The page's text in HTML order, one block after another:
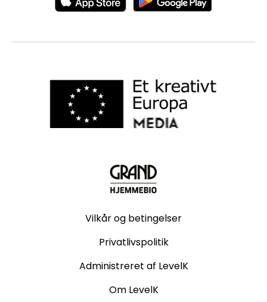
Vilkår og betingelser
Privatlivspolitik
Administreret af LevelK
Om LevelK